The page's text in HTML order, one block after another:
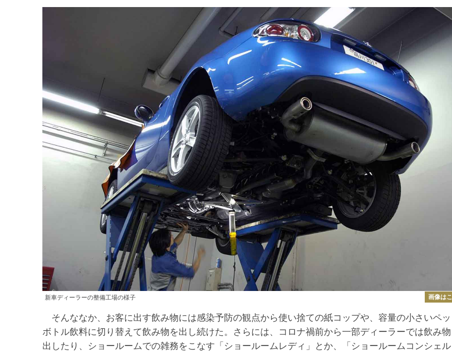
新車ディーラーの整備工場の様子 画像は
そんななか、お客に出す飲み物には感染予防の観点から使い捨ての紙コップや、容量の小さいペ
ボトル飲料に切り替えて飲み物を出し続けた。さらには、コロナ禍前から一部ディーラーでは飲み
出したり、ショールームでの雑務をこなす「ショールームレディ」とか、「ショールームコンシェ